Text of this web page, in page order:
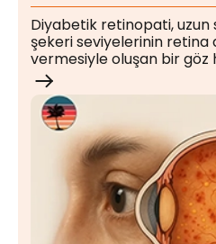
Diyabetik retinopati, uzun
şekeri seviyelerinin retina
vermesiyle oluşan bir göz